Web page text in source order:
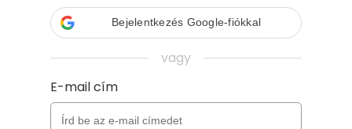
Bejelentkezés Google-fiókkal
vagy
E-mail cím